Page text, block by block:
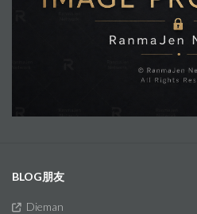
BLOG朋友
Dieman